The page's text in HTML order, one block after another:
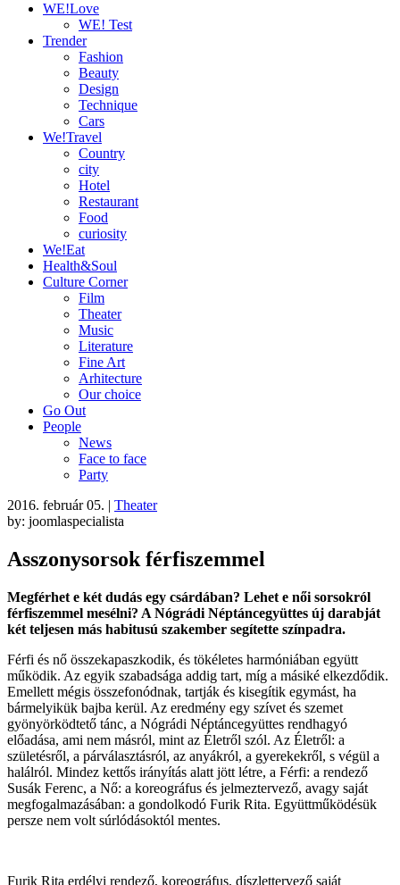
WE!Love
WE! Test
Trender
Fashion
Beauty
Design
Technique
Cars
We!Travel
Country
city
Hotel
Restaurant
Food
curiosity
We!Eat
Health&Soul
Culture Corner
Film
Theater
Music
Literature
Fine Art
Arhitecture
Our choice
Go Out
People
News
Face to face
Party
2016. február 05. | Theater
by: joomlaspecialista
Asszonysorsok férfiszemmel
Megférhet e két dudás egy csárdában? Lehet e női sorsokról
férfiszemmel mesélni? A Nógrádi Néptáncegyüttes új darabját
két teljesen más habitusú szakember segítette színpadra.
Férfi és nő összekapaszkodik, és tökéletes harmóniában együtt
működik. Az egyik szabadsága addig tart, míg a másiké elkezdődik.
Emellett mégis összefonódnak, tartják és kisegítik egymást, ha
bármelyikük bajba kerül. Az eredmény egy szívet és szemet
gyönyörködtető tánc, a Nógrádi Néptáncegyüttes rendhagyó
előadása, ami nem másról, mint az Életről szól. Az Életről: a
születésről, a párválasztásról, az anyákról, a gyerekekről, s végül a
halálról. Mindez kettős irányítás alatt jött létre, a Férfi: a rendező
Susák Ferenc, a Nő: a koreográfus és jelmeztervező, avagy saját
megfogalmazásában: a gondolkodó Furik Rita. Együttműködésük
persze nem volt súrlódásoktól mentes.
Furik Rita erdélyi rendező, koreográfus, díszlettervező saját